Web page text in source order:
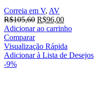
Correia em V, AV
R$105,60 O
preço
era:
R$105,60.
R$96,00O
preço
é:
R$96,00.
Adicionar ao carrinho
Comparar
Visualização Rápida
Adicionar à Lista de Desejos
-9%